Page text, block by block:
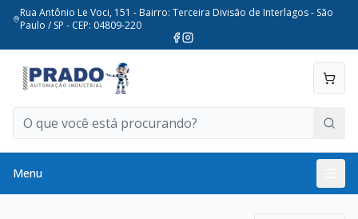
Rua Antônio Le Voci, 151 - Bairro: Terceira Divisão de Interlagos - São
Paulo / SP - CEP: 04809-220
Menu